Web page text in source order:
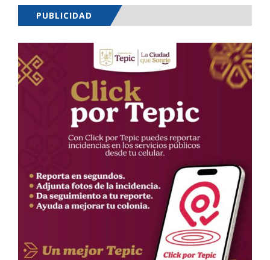
PUBLICIDAD